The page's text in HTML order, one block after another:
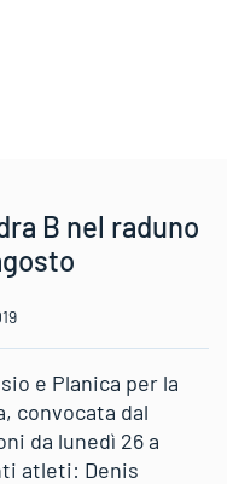
B nel raduno
e Planica per la
convocata dal
da lunedì 26 a
atleti: Denis